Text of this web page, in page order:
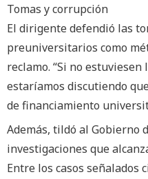
Tomas y corrupción
El dirigente defendió las
preuniversitarios como
reclamo. “Si no estuviesen
estaríamos discutiendo
de financiamiento
Además, tildó al Gobierno
investigaciones que
Entre los casos señalados